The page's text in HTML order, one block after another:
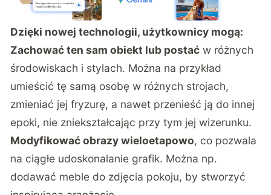
Dzięki nowej technologii, użytkownicy mogą:
Zachować ten sam obiekt lub postać w różnych
środowiskach i stylach. Można na przykład
umieścić tę samą osobę w różnych strojach,
zmieniać jej fryzurę, a nawet przenieść ją do innej
epoki, nie zniekształcając przy tym jej wizerunku.
Modyfikować obrazy wieloetapowo, co pozwala
na ciągłe udoskonalanie grafik. Można np.
dodawać meble do zdjęcia pokoju, by stworzyć